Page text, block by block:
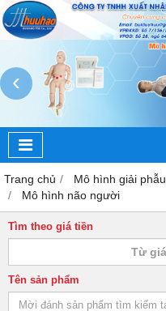
‹
Trang chủ Mô hình giải phẫu
Mô hình não người
Tìm theo giá tiền
Tên sản phẩm